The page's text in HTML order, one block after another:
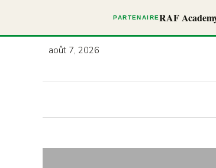
PARTENAIRERAF
août 7, 2026